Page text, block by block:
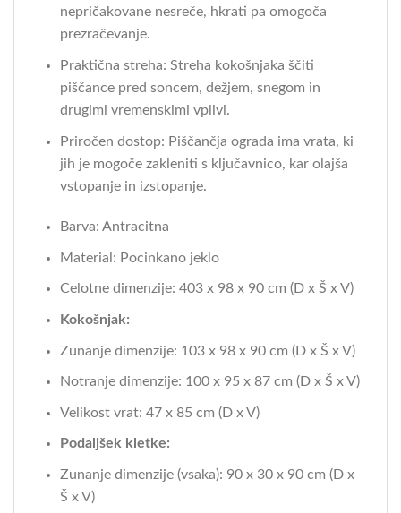
nepričakovane nesreče, hkrati pa omogoča
prezračevanje.
Praktična streha: Streha kokošnjaka ščiti
piščance pred soncem, dežjem, snegom in
drugimi vremenskimi vplivi.
Priročen dostop: Piščančja ograda ima vrata, ki
jih je mogoče zakleniti s ključavnico, kar olajša
vstopanje in izstopanje.
Barva: Antracitna
Material: Pocinkano jeklo
Celotne dimenzije: 403 x 98 x 90 cm (D x Š x V)
Kokošnjak:
Zunanje dimenzije: 103 x 98 x 90 cm (D x Š x V)
Notranje dimenzije: 100 x 95 x 87 cm (D x Š x V)
Velikost vrat: 47 x 85 cm (D x V)
Podaljšek kletke:
Zunanje dimenzije (vsaka): 90 x 30 x 90 cm (D x
Š x V)